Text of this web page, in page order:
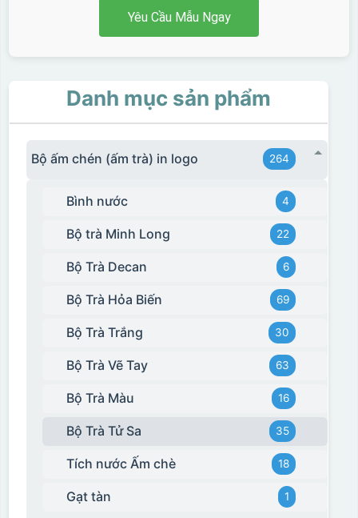
Hộp xi biểu trưng
Yêu Cầu Mẫu Ngay
Danh mục sản phẩm
Bộ ấm chén (ấm trà) in logo 264
Bình nước 4
Bộ trà Minh Long 22
Bộ Trà Decan 6
Bộ Trà Hỏa Biến 69
Bộ Trà Trắng 30
Bộ Trà Vẽ Tay 63
Bộ Trà Màu 16
Bộ Trà Tử Sa 35
Tích nước Ấm chè 18
Gạt tàn 1